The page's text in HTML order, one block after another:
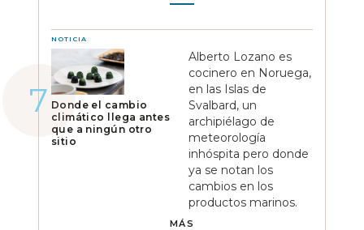
NOTICIA
Donde el cambio
climático llega antes
que a ningún otro
sitio
Alberto Lozano es
cocinero en Noruega,
en las Islas de
Svalbard, un
archipiélago de
meteorología
inhóspita pero donde
ya se notan los
cambios en los
productos marinos.
MÁS